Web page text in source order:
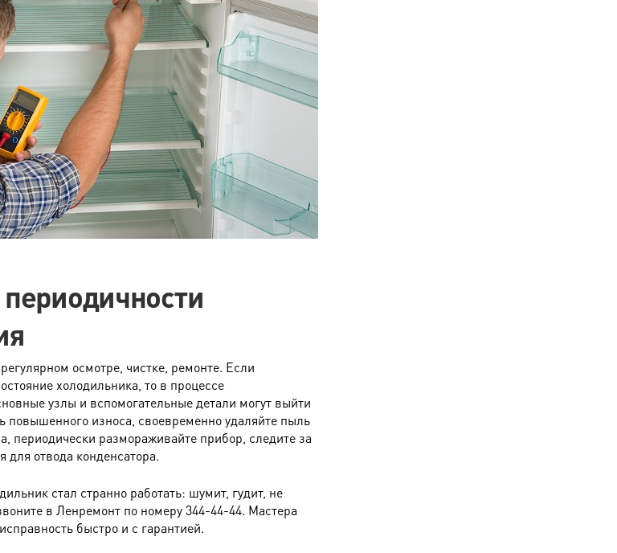
осмотре, чистке, ремонте. Если
холодильника, то в процессе
узлы и вспомогательные детали могут выйти
повышенного износа, своевременно удаляйте пыль
периодически размораживайте прибор, следите за
для отвода конденсатора.
стал странно работать: шумит, гудит, не
в Ленремонт по номеру 344-44-44. Мастера
быстро и с гарантией.